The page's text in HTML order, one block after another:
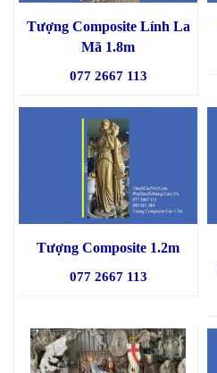
Tượng Composite Lính La
Mã 1.8m
077 2667 113
Tượng Composite 1.2m
077 2667 113